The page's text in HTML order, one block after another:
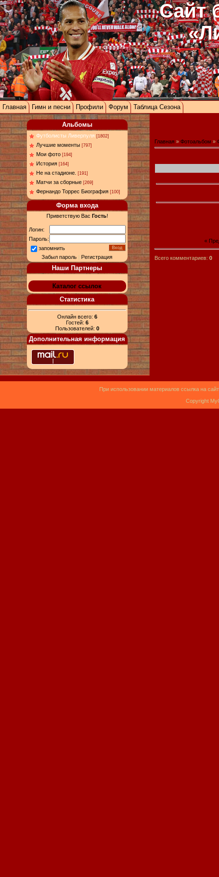
Сайт
Главная Гимн и песни Профили Форум Таблица Сезона
Альбомы
Футболисты Ливерпуля [1802]
Лучшие моменты [797]
Мои фото [194]
История [164]
Не на стадионе. [191]
Матчи за сборные [269]
Фернандо Торрес Биография [100]
Форма входа
Приветствую Вас Гость!
Логин:
Пароль:
запомнить
Забыл пароль |Регистрация
Наши Партнеры
Каталог ссылок
Статистика
Онлайн всего: 6
Гостей: 6
Пользователей: 0
Дополнительная информация
Главная » Фотоальбом »
«
Всего комментариев: 0
При использовании материалов ссылка на
Copyright